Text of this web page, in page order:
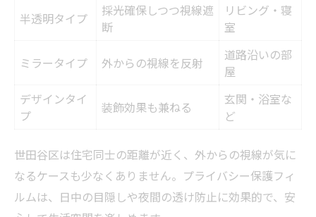
半透明タイプ
採光確保しつつ視線遮
断
リビング・寝
室
ミラータイプ 外からの視線を反射
道路沿いの部
屋
デザインタイ
プ
装飾効果も兼ねる
玄関・浴室な
ど
世田谷区は住宅同士の距離が近く、外からの視線が気に
なるケースも少なくありません。プライバシー保護フィ
ルムは、日中の目隠しや夜間の透け防止に効果的で、安